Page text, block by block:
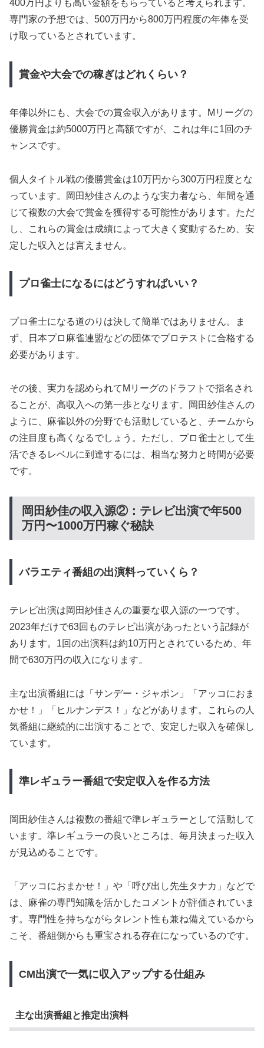
400万円よりも高い金額をもらっていると考えられます。
専門家の予想では、500万円から800万円程度の年俸を受
け取っているとされています。
賞金や大会での稼ぎはどれくらい？
年俸以外にも、大会での賞金収入があります。Mリーグの
優勝賞金は約5000万円と高額ですが、これは年に1回のチ
ャンスです。
個人タイトル戦の優勝賞金は10万円から300万円程度とな
っています。岡田紗佳さんのような実力者なら、年間を通
じて複数の大会で賞金を獲得する可能性があります。ただ
し、これらの賞金は成績によって大きく変動するため、安
定した収入とは言えません。
プロ雀士になるにはどうすればいい？
プロ雀士になる道のりは決して簡単ではありません。ま
ず、日本プロ麻雀連盟などの団体でプロテストに合格する
必要があります。
その後、実力を認められてMリーグのドラフトで指名され
ることが、高収入への第一歩となります。岡田紗佳さんの
ように、麻雀以外の分野でも活動していると、チームから
の注目度も高くなるでしょう。ただし、プロ雀士として生
活できるレベルに到達するには、相当な努力と時間が必要
です。
岡田紗佳の収入源②：テレビ出演で年500
万円〜1000万円稼ぐ秘訣
バラエティ番組の出演料っていくら？
テレビ出演は岡田紗佳さんの重要な収入源の一つです。
2023年だけで63回ものテレビ出演があったという記録が
あります。1回の出演料は約10万円とされているため、年
間で630万円の収入になります。
主な出演番組には「サンデー・ジャポン」「アッコにおま
かせ！」「ヒルナンデス！」などがあります。これらの人
気番組に継続的に出演することで、安定した収入を確保し
ています。
準レギュラー番組で安定収入を作る方法
岡田紗佳さんは複数の番組で準レギュラーとして活動して
います。準レギュラーの良いところは、毎月決まった収入
が見込めることです。
「アッコにおまかせ！」や「呼び出し先生タナカ」などで
は、麻雀の専門知識を活かしたコメントが評価されていま
す。専門性を持ちながらタレント性も兼ね備えているから
こそ、番組側からも重宝される存在になっているのです。
CM出演で一気に収入アップする仕組み
主な出演番組と推定出演料